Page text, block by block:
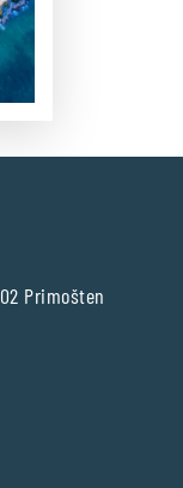
Primošten